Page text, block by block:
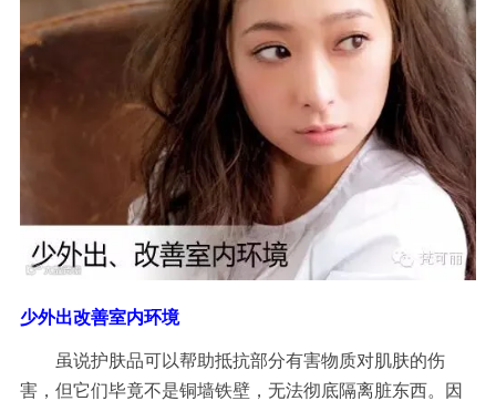
少外出改善室内环境
虽说护肤品可以帮助抵抗部分有害物质对肌肤的伤
害，但它们毕竟不是铜墙铁壁，无法彻底隔离脏东西。因